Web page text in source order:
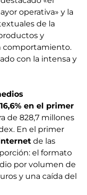
operativa» y la
de la
y
comportamiento.
con la intensa y
en el primer
de 828,7 millones
En el primer
de las
el formato
por volumen de
y una caída del